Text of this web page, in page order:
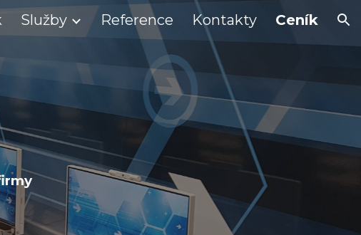
navigation
Služby Reference Kontakty Ceník